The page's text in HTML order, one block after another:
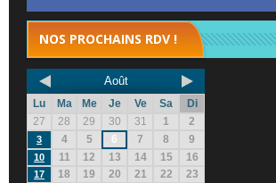
NOS PROCHAINS RDV !
Août
Lu Ma Me Je Ve Sa
Di
27
28 29 30 31 1 2
3 4 5 6 7 8 9
10 11 12 13 14 15 16
17 18 19 20 21 22 23